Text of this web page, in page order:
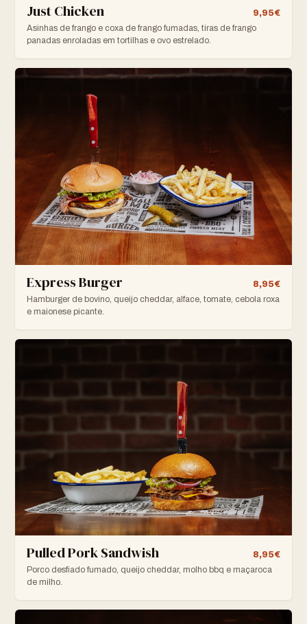
Just Chicken
9,95€
Asinhas de frango e coxa de frango fumadas, tiras de frango
panadas enroladas em tortilhas e ovo estrelado.
Express Burger
8,95€
Hamburger de bovino, queijo cheddar, alface, tomate, cebola roxa
e maionese picante.
Pulled Pork Sandwish
8,95€
Porco desfiado fumado, queijo cheddar, molho bbq e maçaroca
de milho.